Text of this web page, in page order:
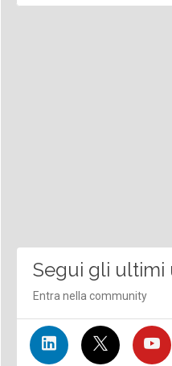
Segui gli ultimi
Entra nella community